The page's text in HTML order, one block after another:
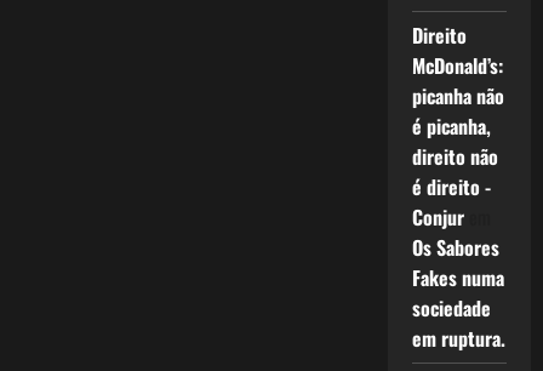
Direito
McDonald’s:
picanha não
é picanha,
direito não
é direito -
Conjurem
Os Sabores
Fakes numa
sociedade
em ruptura.